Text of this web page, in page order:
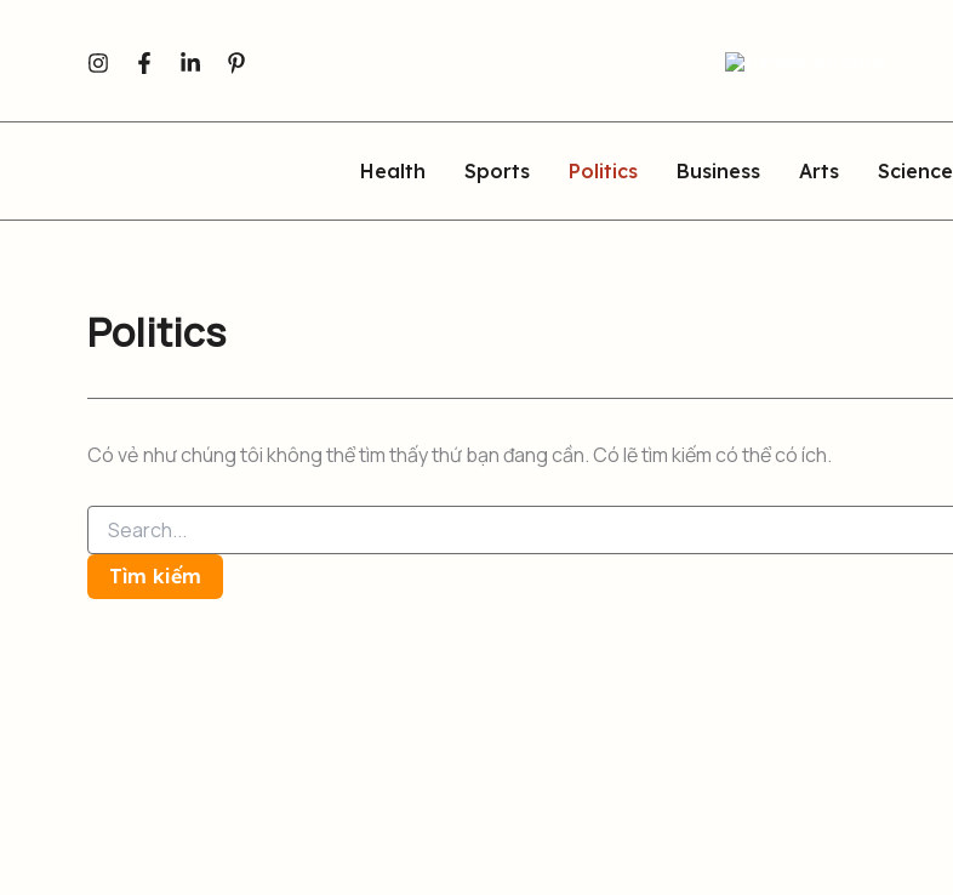
dung
Health Sports Politics Business Arts Science
Politics
Có vẻ như chúng tôi không thể tìm thấy thứ bạn đang cần. Có lẽ tìm kiếm có thể có ích.